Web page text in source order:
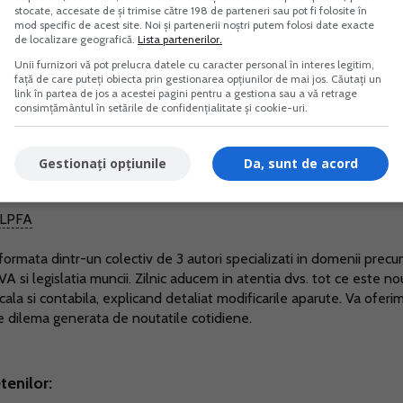
conditiile reglementate de lege. Nu am
transport de marfa sa isi organizeze si
persoana fizica.
Mantescu - Specialist Legislatia Muncii.
dintr-un colectiv de 3 autori specializati in domenii
si legislatia muncii. Zilnic aducem in atentia dvs. tot ce este
si contabila, explicand detaliat modificarile aparute. Va oferim
dilema generata de noutatile cotidiene.
stocate, accesate de și trimise către 198 de parteneri sau pot fi folosite în
mod specific de acest site. Noi și partenerii noștri putem folosi date exacte
de localizare geografică. Lista partenerilor.
Unii furnizori vă pot prelucra datele cu caracter personal în interes legitim,
față de care puteți obiecta prin gestionarea opțiunilor de mai jos. Căutați un
link în partea de jos a acestei pagini pentru a gestiona sau a vă retrage
consimțământul în setările de confidențialitate și cookie-uri.
Da, sunt de acord
Gestionați opțiunile